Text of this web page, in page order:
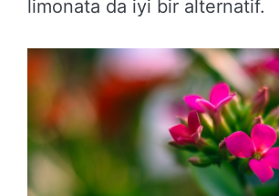
limonata da iyi bir alternatif.